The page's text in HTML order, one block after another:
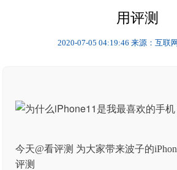
用评测
2020-07-05 04:19:46 来源：互联网
今天@看评测 为大家带来波子的
评测